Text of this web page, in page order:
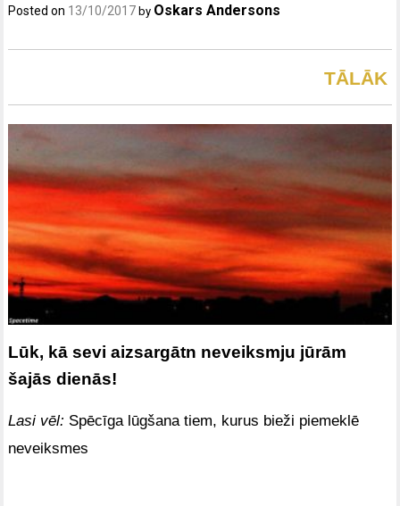
Posted on 13/10/2017 by Oskars Andersons
TĀLĀK
Lūk, kā sevi aizsargātn neveiksmju jūrām
šajās dienās!
Lasi vēl: Spēcīga lūgšana tiem, kurus bieži piemeklē
neveiksmes